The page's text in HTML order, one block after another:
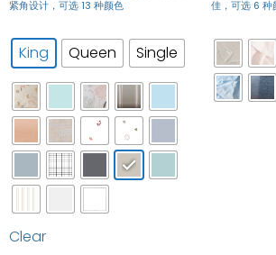
紧角设计，可选 13 种颜色
King Queen Single
Clear
佳，可选 6 种